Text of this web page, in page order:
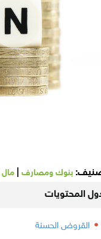
بنوك ومصارف مال
المحتويات
القروض الحسنة